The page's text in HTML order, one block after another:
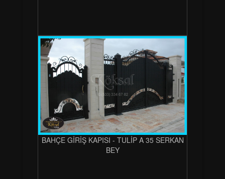
BAHÇE GİRİŞ KAPISI - TULİP A 35 SERKAN
BEY